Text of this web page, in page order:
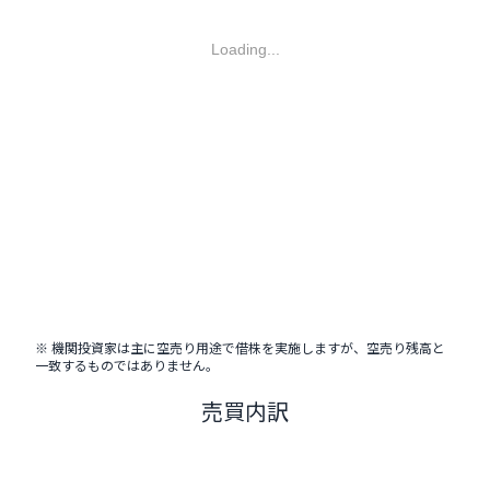
Loading...
※ 機関投資家は主に空売り用途で借株を実施しますが、空売り残高と
一致するものではありません。
売買内訳